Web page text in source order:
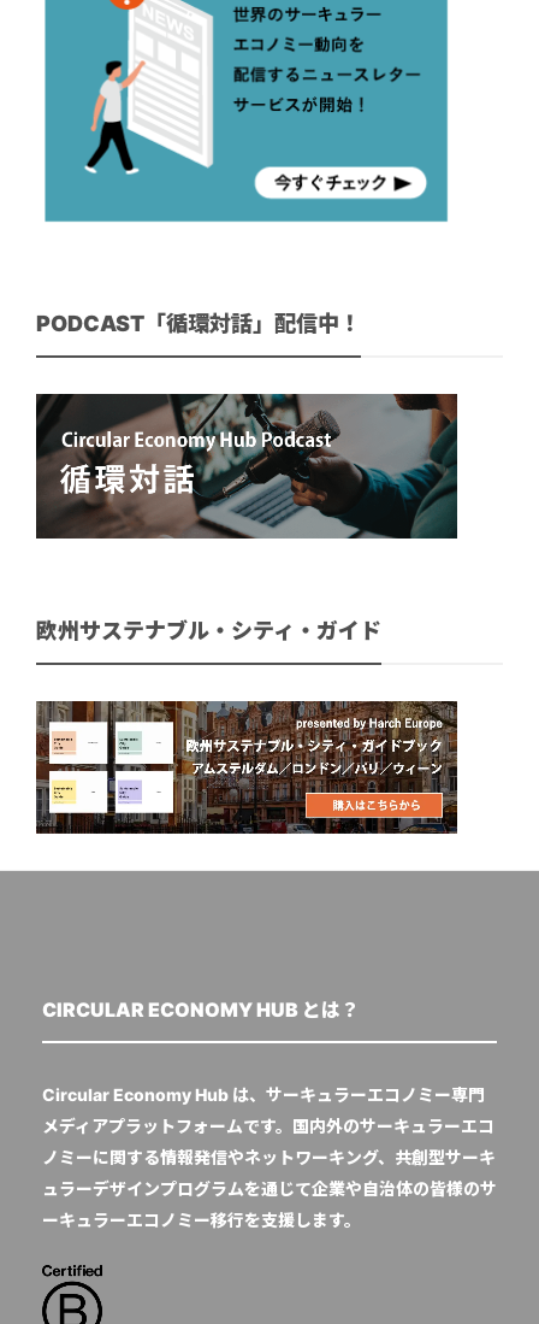
PODCAST「循環対話」配信中！
欧州サステナブル・シティ・ガイド
CIRCULAR ECONOMY HUB とは？
Circular Economy Hub は、サーキュラーエコノミー専門
メディアプラットフォームです。国内外のサーキュラーエコ
ノミーに関する情報発信やネットワーキング、共創型サーキ
ュラーデザインプログラムを通じて企業や自治体の皆様のサ
ーキュラーエコノミー移行を支援します。